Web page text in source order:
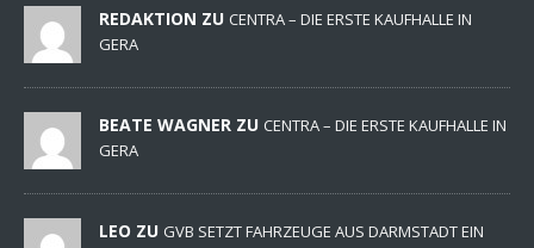
REDAKTION ZU CENTRA – DIE ERSTE KAUFHALLE IN
GERA
BEATE WAGNER ZU CENTRA – DIE ERSTE KAUFHALLE IN
GERA
LEO ZU GVB SETZT FAHRZEUGE AUS DARMSTADT EIN